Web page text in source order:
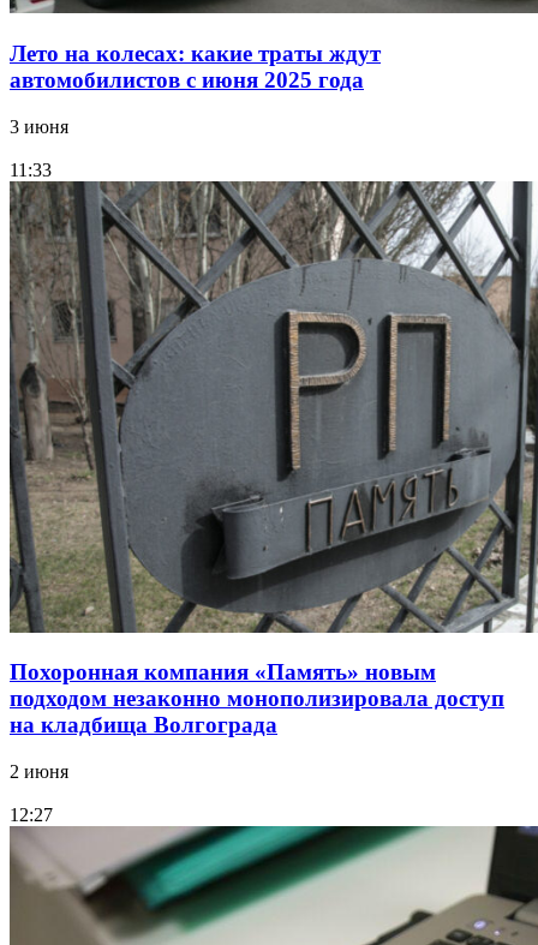
Лето на колесах: какие траты ждут
автомобилистов с июня 2025 года
3 июня
11:33
Похоронная компания «Память» новым
подходом незаконно монополизировала доступ
на кладбища Волгограда
2 июня
12:27